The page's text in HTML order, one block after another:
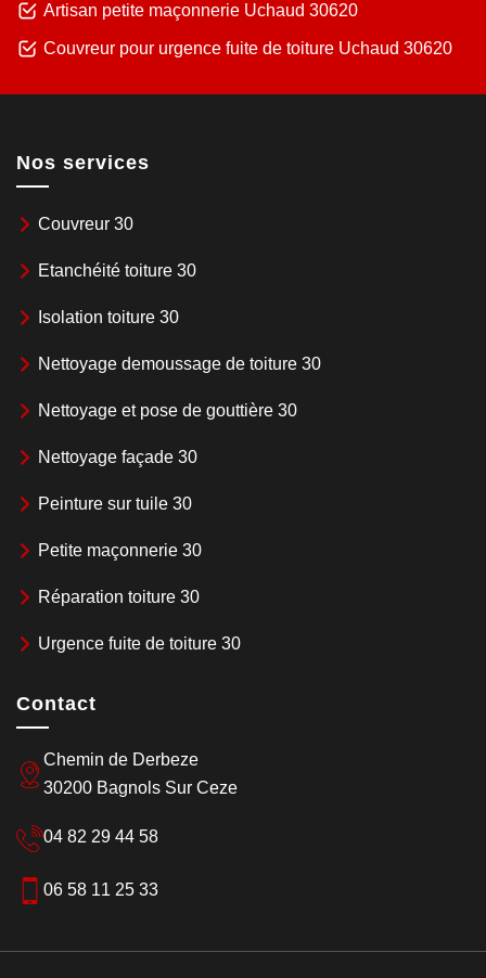
Artisan petite maçonnerie Uchaud 30620
Couvreur pour urgence fuite de toiture Uchaud 30620
Nos services
Couvreur 30
Etanchéité toiture 30
Isolation toiture 30
Nettoyage demoussage de toiture 30
Nettoyage et pose de gouttière 30
Nettoyage façade 30
Peinture sur tuile 30
Petite maçonnerie 30
Réparation toiture 30
Urgence fuite de toiture 30
Contact
Chemin de Derbeze
30200 Bagnols Sur Ceze
04 82 29 44 58
06 58 11 25 33